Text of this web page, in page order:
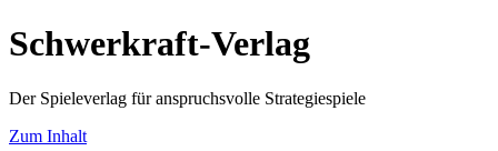
Schwerkraft-Verlag
Der Spieleverlag für anspruchsvolle Strategiespiele
Zum Inhalt